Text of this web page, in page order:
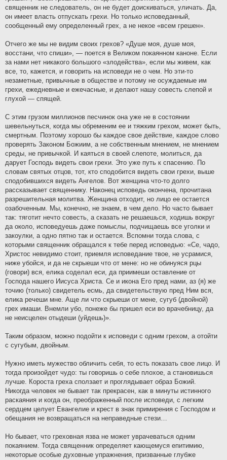
священник не следователь, он не будет доискиваться, уличать. Да,
он имеет власть отпускать грехи. Но только исповеданный,
сообщенный ему определенный грех, а не некое «всем грешен».
Отчего же мы не видим своих грехов? «Душе моя, душе моя,
восстани, что спиши», — поется в Великом покаянном каноне. Если
за нами нет никакого большого «злодейства», если мы живем, как
все, то, кажется, и говорить на исповеди не о чем. Но эти-то
незаметные, привычные в обществе и потому не осуждаемые им
грехи, ежедневные и ежечасные, и делают нашу совесть слепой и
глухой — спящей.
С этим грузом миллионов песчинок она уже не в состоянии
шевельнуться, когда мы обременим ее и тяжким грехом, может быть,
смертным. Поэтому хорошо бы каждое свое действие, каждое слово
проверять Законом Божиим, а не собственным мнением, не мнением
среды, не привычкой. И каяться в своей слепоте, молиться, да
дарует Господь видеть свои грехи. Это уже путь к спасению. По
словам святых отцов, тот, кто сподобится видеть свои грехи, выше
сподобившихся видеть Ангелов. Вот женщина что-то долго
рассказывает священнику. Наконец исповедь окончена, прочитана
разрешительная молитва. Женщина отходит, но лицо ее остается
озабоченным. Мы, конечно, не знаем, в чем дело. Но часто бывает
так: тяготит нечто совесть, а сказать не решаешься, ходишь вокруг
да около, исповедуешь даже помыслы, подчищаешь все уголки и
закоулки, а одно пятно так и остается. Вспомни тогда слова, с
которыми священник обращался к тебе перед исповедью: «Се, чадо,
Христос невидимо стоит, приемля исповедание твое, не усрамися,
ниже убойся, и да не скрыеши что от мене: но не обинуяся рцы
(говори) вся, елика соделал еси, да приимеши оставление от
Господа нашего Иисуса Христа. Се и икона Его пред нами, аз (я) же
точию (только) свидетель есмь, да свидетельствую пред Ним вся,
елика речеши мне. Аще ли что скрыеши от мене, сугуб (двойной)
грех имаши. Внемли убо, понеже бы пришел еси во врачебницу, да
не неисцелен отыдеши (уйдешь)».
Таким образом, можно подойти к исповеди с одним грехом, а отойти
с сугубым, двойным.
Нужно иметь мужество обличить себя, то есть показать свое лицо. И
тогда произойдет чудо: ты говоришь о себе плохое, а становишься
лучше. Короста греха сползает и проглядывает образ Божий.
Никогда человек не бывает так прекрасен, как в минуты истинного
раскаяния и когда он, преображенный после исповеди, с легким
сердцем целует Евангелие и крест в знак примирения с Господом и
обещания не возвращаться на неправедные стези…
Но бывает, что греховная язва не может уврачеваться одним
покаянием. Тогда священник определяет кающемуся епитимию,
некоторые особые духовные упражнения, призванные глубже